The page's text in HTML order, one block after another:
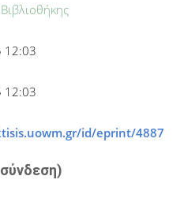
12:03
12:03
id/eprint/4887